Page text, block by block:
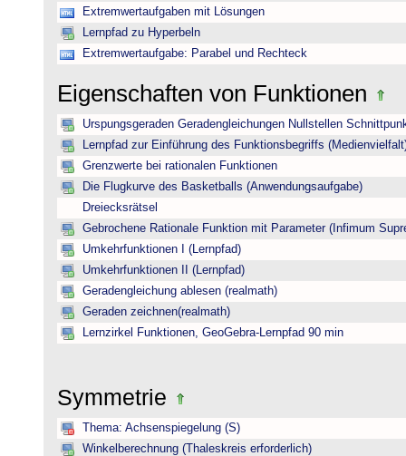
Extremwertaufgaben mit Lösungen
Lernpfad zu Hyperbeln
Extremwertaufgabe: Parabel und Rechteck
Eigenschaften von Funktionen
Urspungsgeraden Geradengleichungen Nullstellen
Lernpfad zur Einführung des Funktionsbegriffs
Grenzwerte bei rationalen Funktionen
Die Flugkurve des Basketballs (Anwendungsaufgabe)
Dreiecksrätsel
Gebrochene Rationale Funktion mit Parameter (Infimum
Umkehrfunktionen I (Lernpfad)
Umkehrfunktionen II (Lernpfad)
Geradengleichung ablesen (realmath)
Geraden zeichnen(realmath)
Lernzirkel Funktionen, GeoGebra-Lernpfad 90 min
Symmetrie
Thema: Achsenspiegelung (S)
Winkelberechnung (Thaleskreis erforderlich)